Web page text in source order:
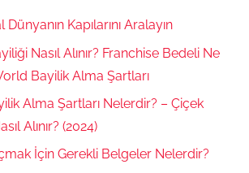
Kapılarını Aralayın
Nasıl Alınır? Franchise Bedeli Ne
Bayilik Alma Şartları
Alma Şartları Nelerdir? – Çiçek
Alınır? (2024)
İçin Gerekli Belgeler Nelerdir?